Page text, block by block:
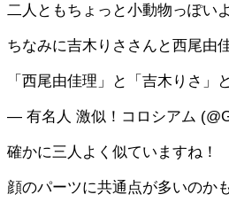
二人ともちょっと小動物っぽい
ちなみに吉木りささんと西尾由
「西尾由佳理」と「吉木りさ」
— 有名人 激似！コロシアム
確かに三人よく似ていますね！
顔のパーツに共通点が多いのか